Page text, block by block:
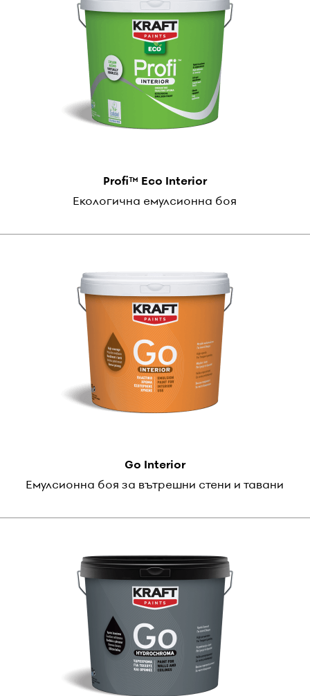
Profi™ Eco Interior
Екологична емулсионна боя
Go Interior
Емулсионна боя за вътрешни стени и тавани